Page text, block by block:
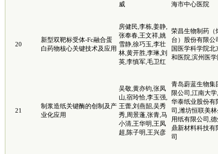
威
海市中心医院
20
新型双靶标受体-Fc融合蛋
白药物核心关键技术及应用
房健民,李栋,姜静,
张奉春,王文祥,姚
雪静,徐巧玉,李壮
林,黄开胜,李琳,刘
英,李慎军,毛卫红
荣昌生物制药（
台）股份有限公
国医学科学院北
和医院,滨州医
21
制浆造纸关键酶的创制及产
业化应用
吴敬,黄亦钧,张凤
山,宿玲恰,李玉强,
王蕾,刘燕韶,吴秀
秀,周景蓬,张青,马
小清,王华明,王凤
超,陈子明,王兴彦
青岛蔚蓝生物集
限公司,江南大
华泰纸业股份有
司,潍坊恒联美
用纸有限公司,
鼎新材料科技有
司